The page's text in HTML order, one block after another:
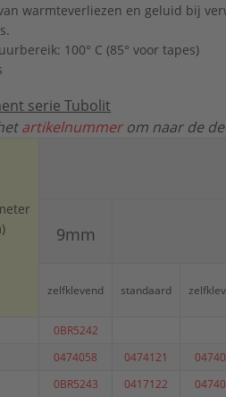
rookontwikkeling volgens EN
Nee
Polyethyleen, opgeschuimd (foam PE)
isolatie:
DG B1
warmteverliezen en geluid bij
100° C (85° voor tapes)
serie Tubolit
artikelnummer om naar de
9mm
zelfklevend standaard
0BR5242
0474058 0474121
0BR5243 0417122